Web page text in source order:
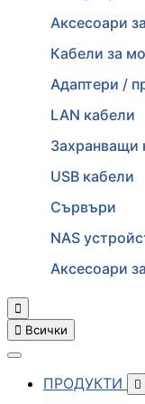
Аксесоари
Кабели за
Адаптери /
LAN кабели
Захранващи
USB кабели
Сървъри
NAS
Аксесоари

 Всички
ПРОДУКТИ 